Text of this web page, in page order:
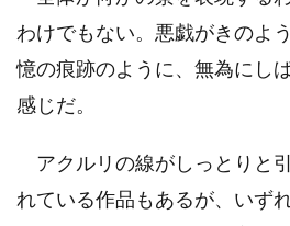
わけでもない。悪戯がきのよ
憶の痕跡のように、無為にし
感じだ。
アクルリの線がしっとりと
れている作品もあるが、いず